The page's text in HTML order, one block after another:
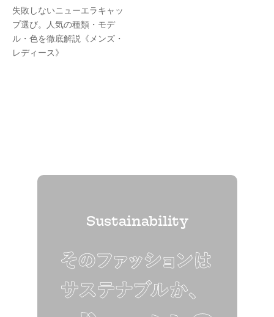
失敗しないニューエラキャッ
プ選び。人気の種類・モデ
ル・色を徹底解説《メンズ・
レディース》
Sustainability